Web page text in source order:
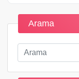
Arama